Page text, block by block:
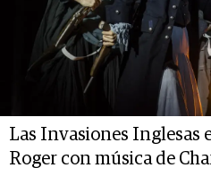
Las Invasiones Inglesas
Roger con música de